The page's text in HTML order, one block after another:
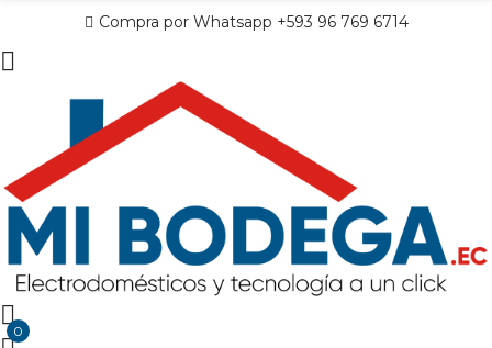
Compra por Whatsapp +593 96 769 6714
0